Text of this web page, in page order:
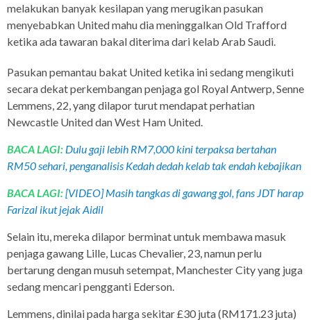
melakukan banyak kesilapan yang merugikan pasukan
menyebabkan United mahu dia meninggalkan Old Trafford
ketika ada tawaran bakal diterima dari kelab Arab Saudi.
Pasukan pemantau bakat United ketika ini sedang mengikuti
secara dekat perkembangan penjaga gol Royal Antwerp, Senne
Lemmens, 22, yang dilapor turut mendapat perhatian
Newcastle United dan West Ham United.
BACA LAGI: Dulu gaji lebih RM7,000 kini terpaksa bertahan
RM50 sehari, penganalisis Kedah dedah kelab tak endah kebajikan
BACA LAGI:[VIDEO] Masih tangkas di gawang gol, fans JDT harap
Farizal ikut jejak Aidil
Selain itu, mereka dilapor berminat untuk membawa masuk
penjaga gawang Lille, Lucas Chevalier, 23, namun perlu
bertarung dengan musuh setempat, Manchester City yang juga
sedang mencari pengganti Ederson.
Lemmens, dinilai pada harga sekitar £30 juta (RM171.23 juta)